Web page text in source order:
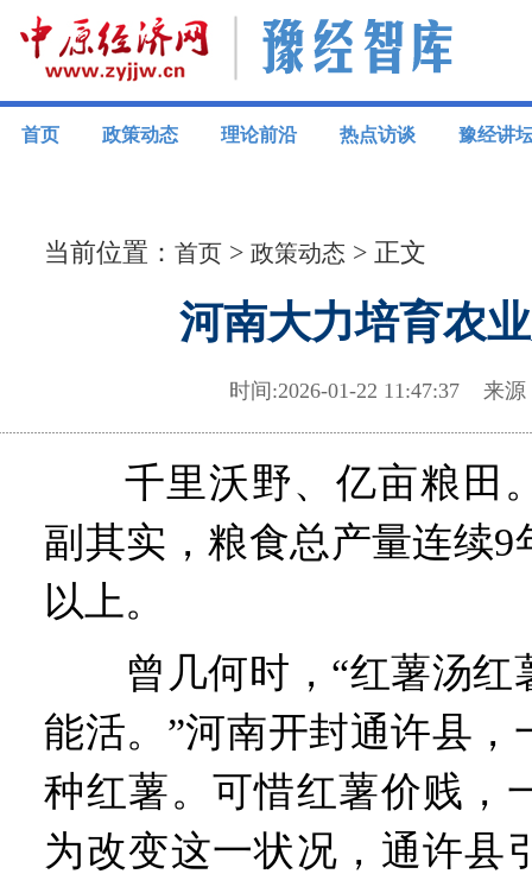
首页 政策动态 理论前沿 热点访谈 豫经讲
当前位置：首页 >政策动态 > 正文
河南大力培育农
时间:2026-01-22 11:47:37 来
千里沃野、亿亩粮田
副其实，粮食总产量连续9
以上。
曾几何时，“红薯汤红
能活。”河南开封通许县，
种红薯。可惜红薯价贱，
为改变这一状况，通许县